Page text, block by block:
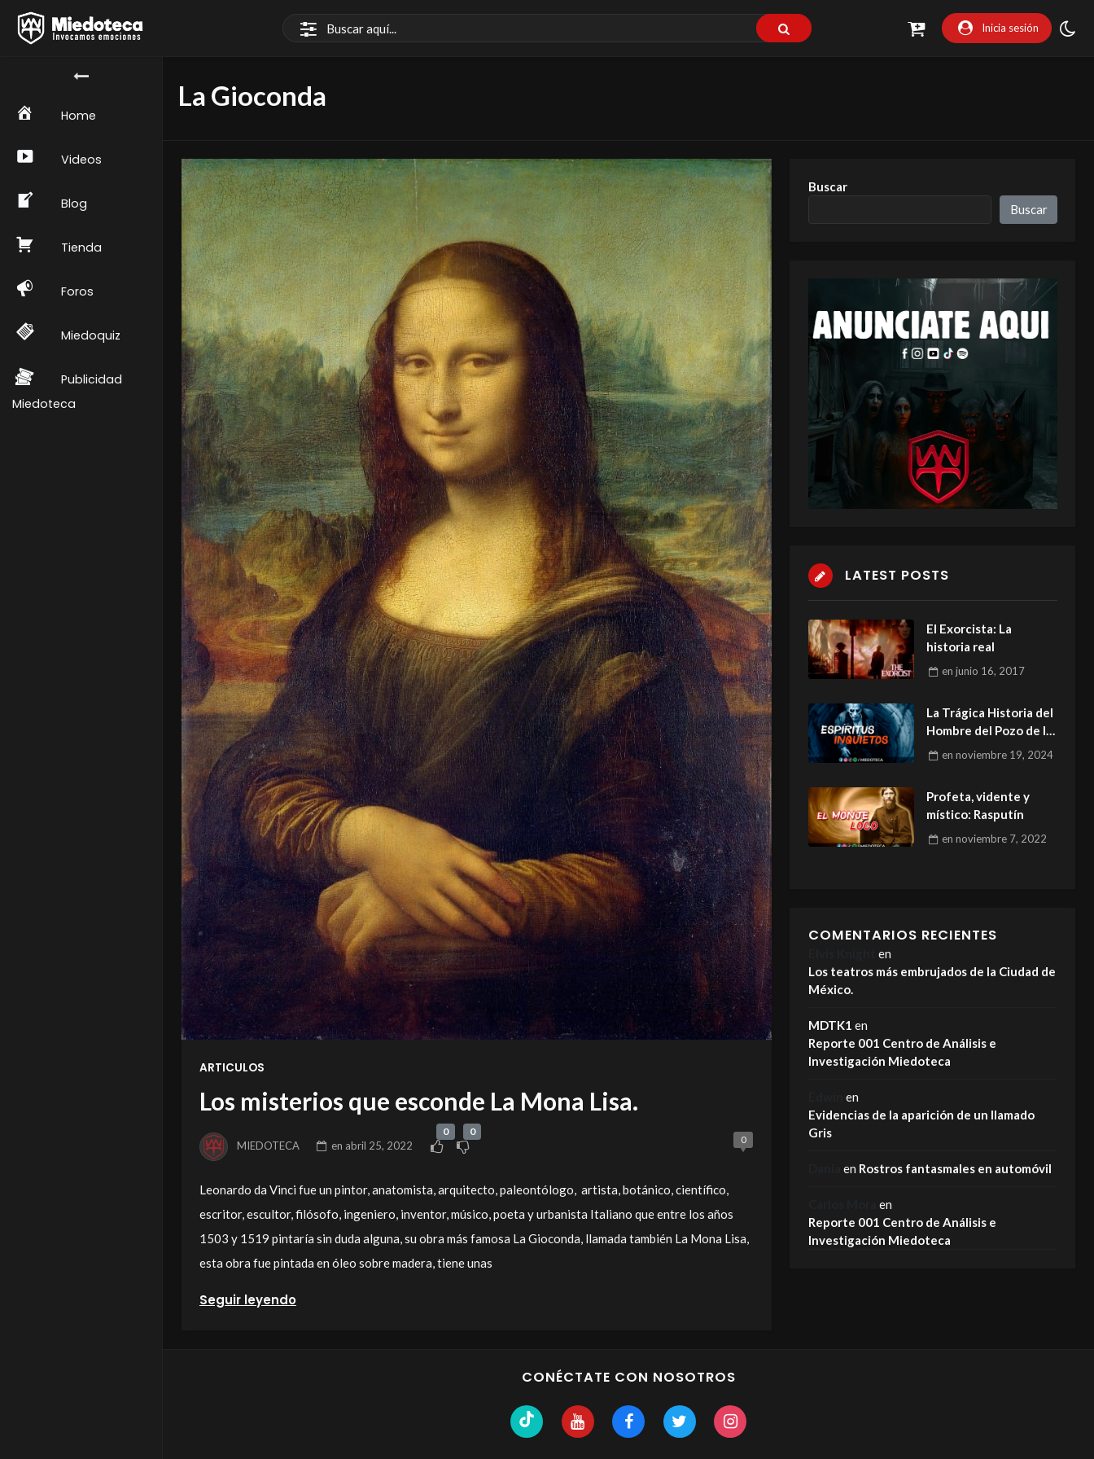
Inicia sesión
Home
Videos
Blog
Tienda
Foros
Miedoquiz
Publicidad
Miedoteca
La Gioconda
ARTICULOS
Los misterios que esconde La Mona Lisa.
MIEDOTECA en abril 25, 2022
0 0
0
Leonardo da Vinci fue un pintor, anatomista, arquitecto, paleontólogo, ​ artista, botánico, científico,
escritor, escultor, filósofo, ingeniero, inventor, músico, poeta y urbanista Italiano que entre los años
1503 y 1519 pintaría sin duda alguna, su obra más famosa La Gioconda, llamada también La Mona Lisa,
esta obra fue pintada en óleo sobre madera, tiene unas
Seguir leyendo
Buscar
Buscar
LATEST POSTS
El Exorcista: La
historia real
enjunio 16, 2017
La Trágica Historia del
Hombre del Pozo de la
Casaennoviembre 19, 2024
Profeta, vidente y
místico: Rasputín
ennoviembre 7, 2022
COMENTARIOS RECIENTES
en
Los teatros más embrujados de la Ciudad de
México.
MDTK1 en
Reporte 001 Centro de Análisis e
Investigación Miedoteca
en
Evidencias de la aparición de un llamado
Gris
en Rostros fantasmales en automóvil
en
Reporte 001 Centro de Análisis e
Investigación Miedoteca
CONÉCTATE CON NOSOTROS